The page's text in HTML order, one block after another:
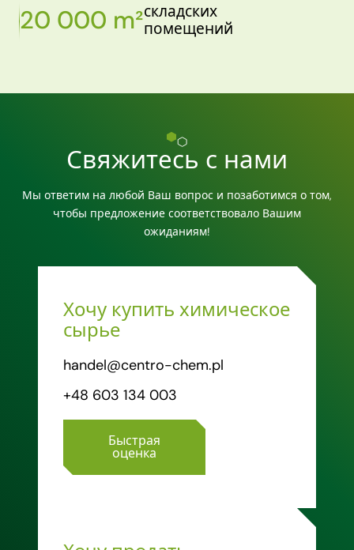
20 000 m²складских
помещений
Свяжитесь с нами
Мы ответим на любой Ваш вопрос и позаботимся о том,
чтобы предложение соответствовало Вашим
ожиданиям!
Хочу купить химическое
сырье
handel@centro-chem.pl
+48 603 134 003
Быстрая
оценка